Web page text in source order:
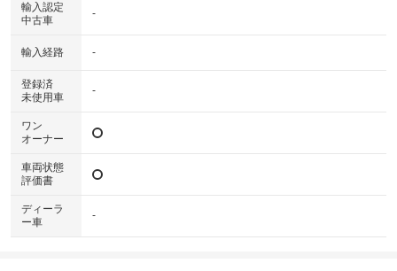
輸入認定
中古車
-
輸入経路 -
登録済
未使用車
-
ワン
オーナー
車両状態
評価書
ディーラ
ー車
-